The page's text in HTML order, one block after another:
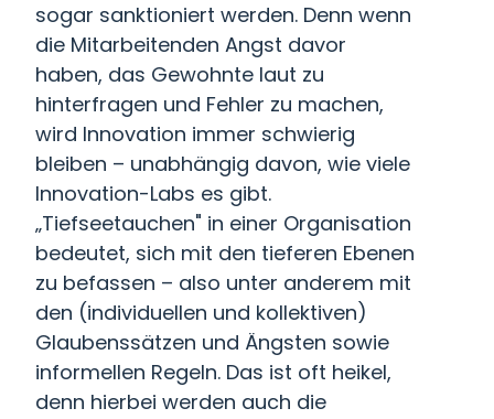
sogar sanktioniert werden. Denn wenn
die Mitarbeitenden Angst davor
haben, das Gewohnte laut zu
hinterfragen und Fehler zu machen,
wird Innovation immer schwierig
bleiben – unabhängig davon, wie viele
Innovation-Labs es gibt.
„Tiefseetauchen" in einer Organisation
bedeutet, sich mit den tieferen Ebenen
zu befassen – also unter anderem mit
den (individuellen und kollektiven)
Glaubenssätzen und Ängsten sowie
informellen Regeln. Das ist oft heikel,
denn hierbei werden auch die